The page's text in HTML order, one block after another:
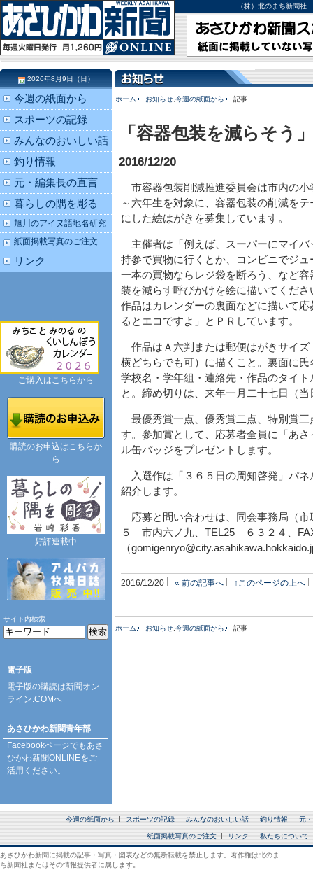
（株）北のまち新聞
ホーム お知らせ 今週の紙面から 記事
「容器包装を減らそう
2016/12/20
市容器包装削減推進委員会は市内の小
～六年生を対象に、容器包装の削減をテ
にした絵はがきを募集しています。
主催者は「例えば、スーパーにマイバ
持参で買物に行くとか、コンビニでジュ
一本の買物ならレジ袋を断ろう、など容
装を減らす呼びかけを絵に描いてくださ
作品はカレンダーの裏面などに描いて応
るとエコですよ」とＰＲしています。
作品はＡ六判または郵便はがきサイズ
横どちらでも可）に描くこと。裏面に氏
学校名・学年組・連絡先・作品のタイ
と。締め切りは、来年一月二十七日（
最優秀賞一点、優秀賞二点、特別賞
す。参加賞として、応募者全員に「あ
ル缶バッジをプレゼントします。
入選作は「３６５日の周知啓発」パネ
紹介します。
応募と問い合わせは、同会事務局（
５ 市内六ノ九、TEL25―６３２４、
（
2016/12/20 « 前の記事へ ↑このページの上へ
ホーム お知らせ 今週の紙面から 記事
2026年8月9日（日）
今週の紙面から
スポーツの記録
みんなのおいしい話
釣り情報
元・編集長の直言
暮らしの隅を彫る
旭川のアイヌ語地名研究
紙面掲載写真のご注文
リンク
ご購入はこちらから
購読のお申込はこちらか
ら
好評連載中
サイト内検索
電子版
電子版の購読は新聞オン
ライン.COMへ
あさひかわ新聞青年部
Facebookページでもあさ
ひかわ新聞ONLINEをご
活用ください。
今週の紙面から スポーツの記録 みんなのおいしい話 釣り情報 元
紙面掲載写真のご注文 リンク 私たちについて
あさひかわ新聞に掲載の記事・写真・図表などの無断転載を禁止します。著作権は北のま
ち新聞社またはその情報提供者に属します。